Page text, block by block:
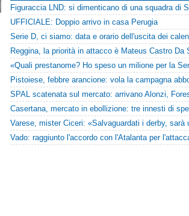
UFFICIALE: Doppio arrivo in casa Perugia